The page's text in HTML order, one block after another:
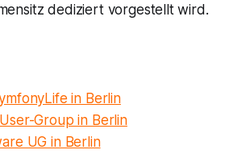
dediziert vorgestellt wird.
in Berlin
Group in Berlin
UG in Berlin